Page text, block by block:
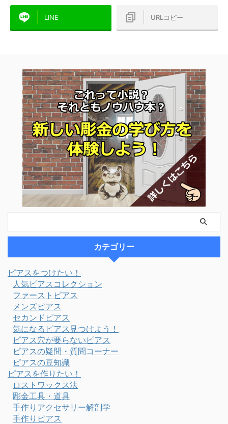
LINE URLコピー
カテゴリー
ピアスをつけたい！
人気ピアスコレクション
ファーストピアス
メンズピアス
セカンドピアス
気になるピアス見つけよう！
ピアス穴が要らないピアス
ピアスの疑問・質問コーナー
ピアスの豆知識
ピアスを作りたい！
ロストワックス法
彫金工具・道具
手作りアクセサリー解剖学
手作りピアス